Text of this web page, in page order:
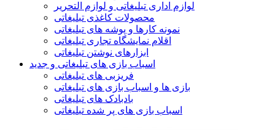
لوازم اداری تبلیغاتی و لوازم التحریر
محصولات کاغذی تبلیغاتی
نمونه کارها و پوشه های تبلیغاتی
اقلام نمایشگاه تجاری تبلیغاتی
ابزارهای نوشتن تبلیغاتی
اسباب بازی های تبلیغاتی و جدید
فریزبی های تبلیغاتی
بازی ها و اسباب بازی های تبلیغاتی
بادبادک های تبلیغاتی
اسباب بازی های پر شده تبلیغاتی